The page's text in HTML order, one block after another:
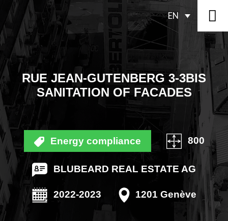
EN
RUE JEAN-GUTENBERG 3-3BIS
SANITATION OF FACADES
Energy compliance 800
BLUBEARD REAL ESTATE AG
2022-2023 1201 Genève